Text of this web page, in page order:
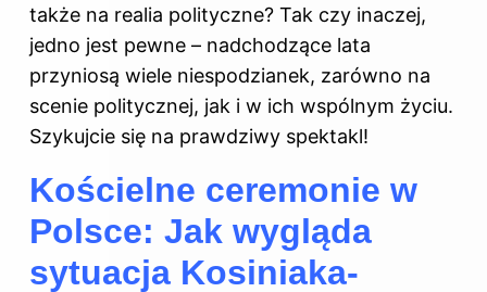
także na realia polityczne? Tak czy inaczej,
jedno jest pewne – nadchodzące lata
przyniosą wiele niespodzianek, zarówno na
scenie politycznej, jak i w ich wspólnym życiu.
Szykujcie się na prawdziwy spektakl!
Kościelne ceremonie w
Polsce: Jak wygląda
sytuacja Kosiniaka-